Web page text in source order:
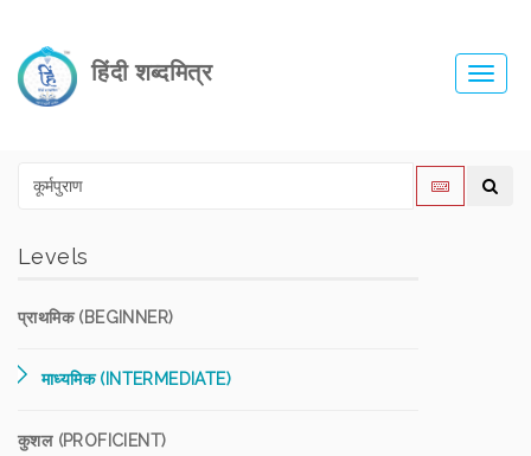
हिंदी शब्दमित्र
Levels
प्राथमिक (BEGINNER)
माध्यमिक (INTERMEDIATE)
कुशल (PROFICIENT)